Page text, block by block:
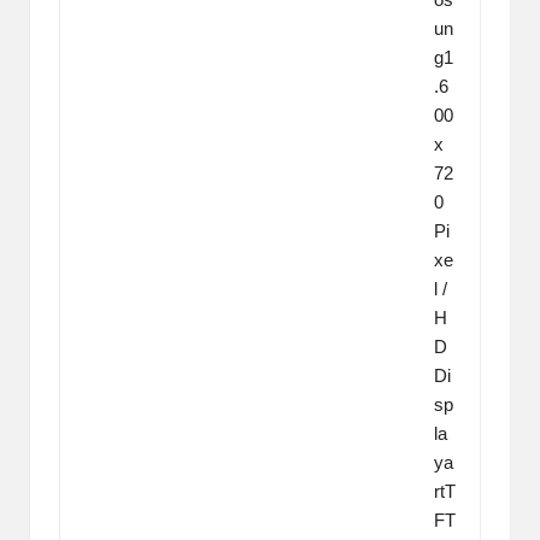
un
g1
.6
00
x
72
0
Pi
xe
l /
H
D
Di
sp
la
ya
rtT
FT